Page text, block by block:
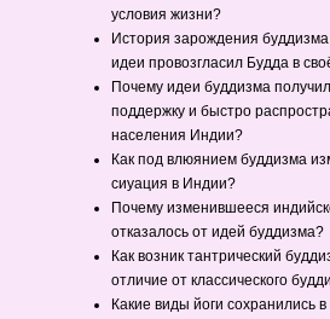
условия жизни?
История зарождения
идеи провозгласил Будда в
Почему идеи буддизма
поддержку и быстро
населения Индии?
Как под влюянием буддизма
сиуация в Индии?
Почему изменившееся
отказалось от идей буддизма?
Как возник тантрический
отличие от классического
Какие виды йоги сохранились